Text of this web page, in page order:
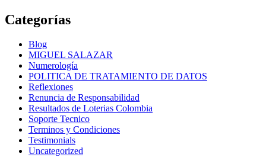
Categorías
Blog
MIGUEL SALAZAR
Numerología
POLITICA DE TRATAMIENTO DE DATOS
Reflexiones
Renuncia de Responsabilidad
Resultados de Loterias Colombia
Soporte Tecnico
Terminos y Condiciones
Testimonials
Uncategorized